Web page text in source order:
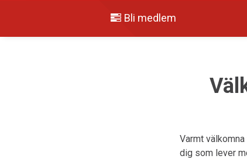
Bli medlem
Varmt
dig som lever